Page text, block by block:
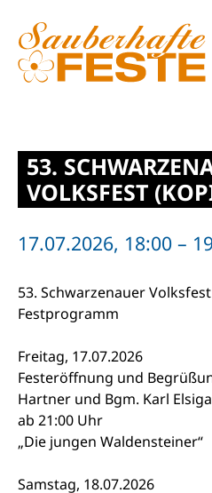
Zum Hauptinhalt
53.
VOLKSFEST
17.07.2026, 18:00 –
53. Schwarzenauer Volksfest
Festprogramm
Freitag, 17.07.2026
Festeröffnung und
Hartner und Bgm. Karl
ab 21:00 Uhr
„Die jungen Waldensteiner“
Samstag, 18.07.2026